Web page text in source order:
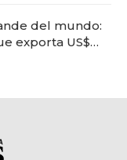
del mundo:
exporta US$